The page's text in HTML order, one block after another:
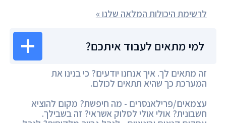
לרשימת היכולות המלאה שלנו »
למי מתאים לעבוד איתכם?
זה מתאים לך. איך אנחנו יודעים? כי בנינו את
המערכת כך שהיא תתאים לכולם.
עצמאים/פרילאנסרים - מה חיפשת? מקום להוציא
חשבונית? אולי אולי לסלוק אשראי? זה בשבילך.